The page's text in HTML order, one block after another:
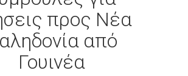
προς Νέα
από
Γουινέα